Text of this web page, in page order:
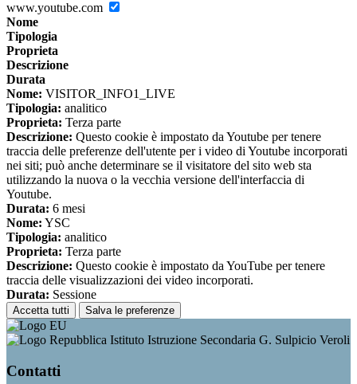
www.youtube.com
Nome
Tipologia
Proprieta
Descrizione
Durata
Nome: VISITOR_INFO1_LIVE
Tipologia: analitico
Proprieta: Terza parte
Descrizione: Questo cookie è impostato da Youtube per tenere
traccia delle preferenze dell'utente per i video di Youtube incorporati
nei siti; può anche determinare se il visitatore del sito web sta
utilizzando la nuova o la vecchia versione dell'interfaccia di
Youtube.
Durata: 6 mesi
Nome: YSC
Tipologia: analitico
Proprieta: Terza parte
Descrizione: Questo cookie è impostato da YouTube per tenere
traccia delle visualizzazioni dei video incorporati.
Durata: Sessione
Accetta tutti Salva le preferenze
Istituto Istruzione Secondaria G. Sulpicio Veroli
Contatti